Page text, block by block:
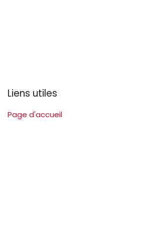
Liens utiles
Page d'accueil